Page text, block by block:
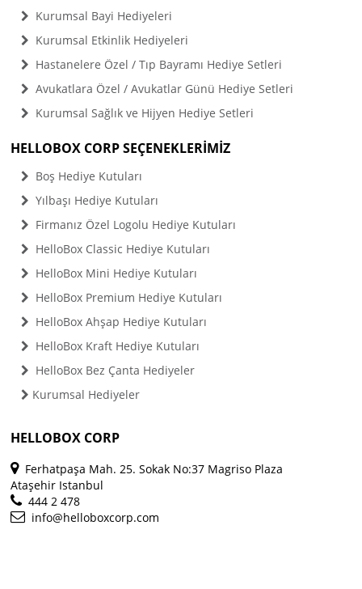
Kurumsal Bayi Hediyeleri
Kurumsal Etkinlik Hediyeleri
Hastanelere Özel / Tıp Bayramı Hediye Setleri
Avukatlara Özel / Avukatlar Günü Hediye Setleri
Kurumsal Sağlık ve Hijyen Hediye Setleri
HELLOBOX CORP SEÇENEKLERİMİZ
Boş Hediye Kutuları
Yılbaşı Hediye Kutuları
Firmanız Özel Logolu Hediye Kutuları
HelloBox Classic Hediye Kutuları
HelloBox Mini Hediye Kutuları
HelloBox Premium Hediye Kutuları
HelloBox Ahşap Hediye Kutuları
HelloBox Kraft Hediye Kutuları
HelloBox Bez Çanta Hediyeler
Kurumsal Hediyeler
HELLOBOX CORP
Ferhatpaşa Mah. 25. Sokak No:37 Magriso Plaza
Ataşehir Istanbul
444 2 478
info@helloboxcorp.com